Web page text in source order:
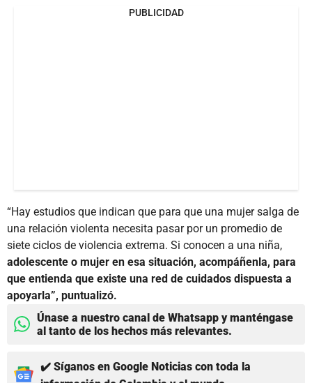
PUBLICIDAD
“Hay estudios que indican que para que una mujer salga de
una relación violenta necesita pasar por un promedio de
siete ciclos de violencia extrema. Si conocen a una niña,
adolescente o mujer en esa situación, acompáñenla, para
que entienda que existe una red de cuidados dispuesta a
apoyarla”, puntualizó.
Únase a nuestro canal de Whatsapp y manténgase
al tanto de los hechos más relevantes.
✔️ Síganos en Google Noticias con toda la